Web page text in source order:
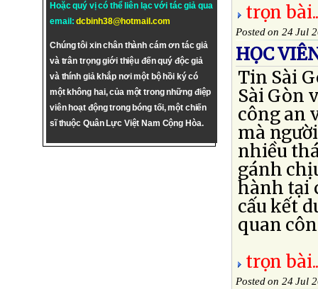
Hoặc quý vị có thể liên lạc với tác giả qua
email:dcbinh38@hotmail.com
Chúng tôi xin chân thành cám ơn tác giả
và trân trọng giới thiệu đến quý độc giả
và thính giả khắp nơi một bộ hồi ký có
một không hai, của một trong những điệp
viên hoạt động trong bóng tối, một chiến
sĩ thuộc Quân Lực Việt Nam Cộng Hòa.
trọn
Posted on 24 Jul
HỌC
Tin Sài
Sài Gòn
công an
mà
nhiều
gánh
hành tại
cấu kết
quan
trọn
Posted on 24 Jul